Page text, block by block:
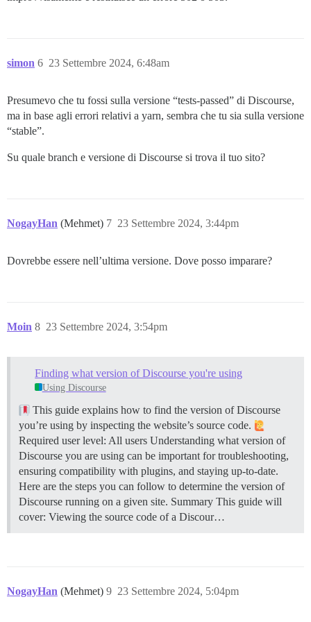
simon 23 Settembre 2024, 6:48am
6
Presumevo che tu fossi sulla versione “tests-passed” di Discourse,
ma in base agli errori relativi a yarn, sembra che tu sia sulla versione
“stable”.
Su quale branch e versione di Discourse si trova il tuo sito?
NogayHan (Mehmet) 23 Settembre 2024, 3:44pm
7
Dovrebbe essere nell’ultima versione. Dove posso imparare?
Moin 23 Settembre 2024, 3:54pm
8
Finding what version of Discourse you're using
Using Discourse
This guide explains how to find the version of Discourse
you’re using by inspecting the website’s source code.
Required user level: All users Understanding what version of
Discourse you are using can be important for troubleshooting,
ensuring compatibility with plugins, and staying up-to-date.
Here are the steps you can follow to determine the version of
Discourse running on a given site. Summary This guide will
cover: Viewing the source code of a Discour…
NogayHan (Mehmet) 23 Settembre 2024, 5:04pm
9